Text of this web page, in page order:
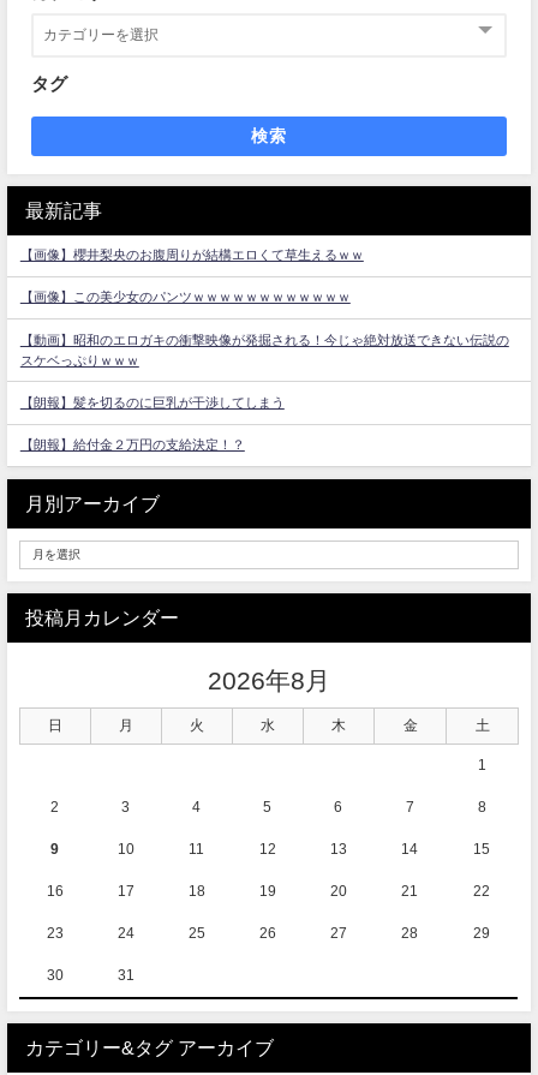
タグ
検索
最新記事
【画像】櫻井梨央のお腹周りが結構エロくて草生えるｗｗ
【画像】この美少女のパンツｗｗｗｗｗｗｗｗｗｗｗｗ
【動画】昭和のエロガキの衝撃映像が発掘される！今じゃ絶対放送できない伝説の
スケベっぷりｗｗｗ
【朗報】髪を切るのに巨乳が干渉してしまう
【朗報】給付金２万円の支給決定！？
月別アーカイブ
投稿月カレンダー
2026年8月
日 月 火 水 木 金 土
1
2 3 4 5 6 7 8
9 10 11 12 13 14 15
16 17 18 19 20 21 22
23 24 25 26 27 28 29
30 31
カテゴリー&タグ アーカイブ